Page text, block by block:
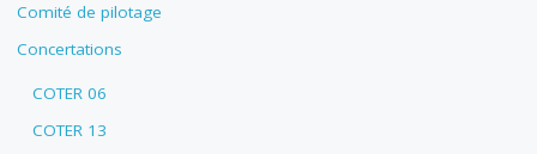
Comité de pilotage
Concertations
COTER 06
COTER 13